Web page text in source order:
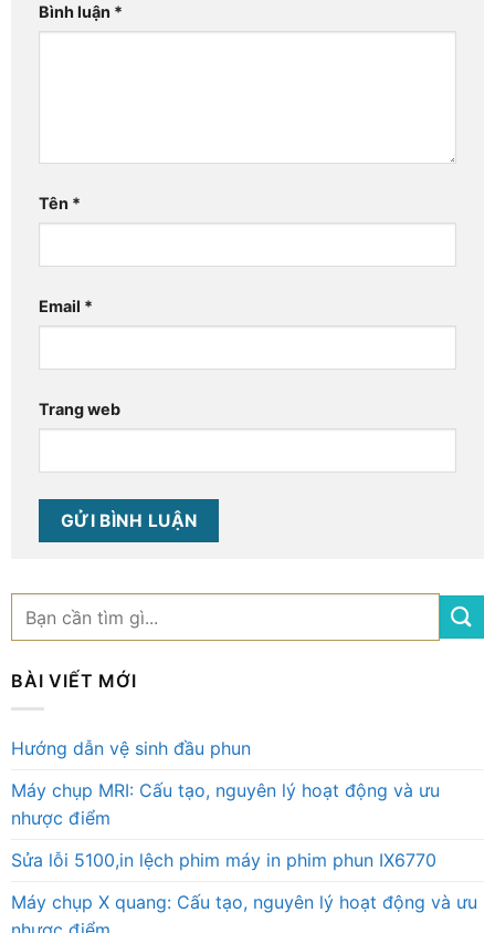
Bình luận *
Tên *
Email *
Trang web
BÀI VIẾT MỚI
Hướng dẫn vệ sinh đầu phun
Máy chụp MRI: Cấu tạo, nguyên lý hoạt động và ưu
nhược điểm
Sửa lỗi 5100,in lệch phim máy in phim phun IX6770
Máy chụp X quang: Cấu tạo, nguyên lý hoạt động và ưu